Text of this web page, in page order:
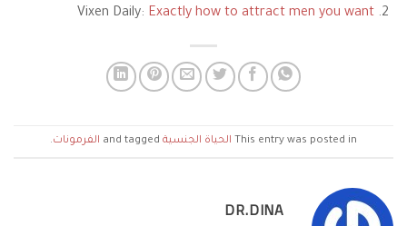
Vixen Daily: Exactly how to attract men you want
This entry was posted in الحياة الجنسية الفرمونات.
DR.DINA